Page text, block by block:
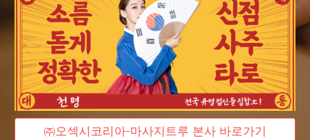
㈜오섹시코리아-마사지트루 본사 바로가기